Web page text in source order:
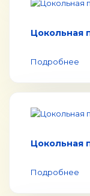
Цокольная
Подробнее
Цокольная
Подробнее